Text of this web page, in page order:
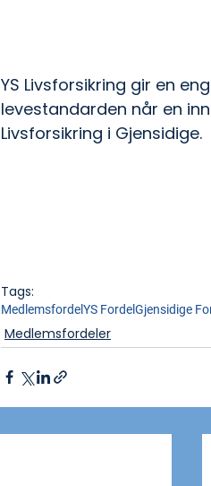
YS Livsforsikring gir en
levestandarden når en
Livsforsikring i Gjensidige.
Tags:
MedlemsfordelYS FordelGjensidige
Medlemsfordeler